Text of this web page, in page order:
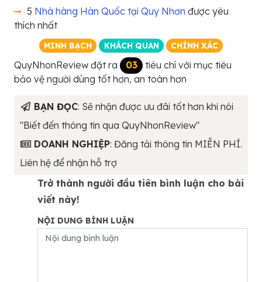
5 Nhà hàng Hàn Quốc tại Quy Nhơn được yêu
thích nhất
MINH BẠCH KHÁCH QUAN CHÍNH XÁC
QuyNhonReview đặt ra 03
tiêu chí với mục tiêu
bảo vệ người dùng tốt hơn, an toàn hơn
BẠN ĐỌC: Sẽ nhận được ưu đãi tốt hơn khi nói
"Biết đến thông tin qua QuyNhonReview"
DOANH NGHIỆP: Đăng tải thông tin MIỄN PHÍ.
Liên hệ để nhận hỗ trợ
Trở thành người đầu tiên bình luận cho bài
viết này!
NỘI DUNG BÌNH LUẬN